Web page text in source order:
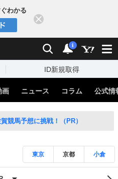
わかる
検索 通知
i
ID新規取得
画 ニュース コラム 公式情
競馬予想に挑戦！（PR）
東京 京都 小倉